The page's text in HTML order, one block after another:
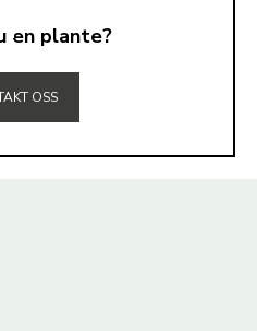
en plante?
OSS